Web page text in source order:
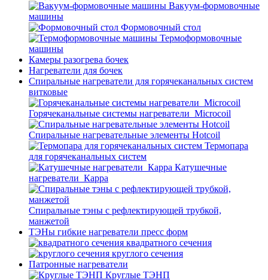
Вакуум-формовочные
машины
Формовочный стол
Термоформовочные
машины
Камеры разогрева бочек
Нагреватели для бочек
Спиральные нагреватели для горячеканальных систем
витковые
Горячеканальные системы нагреватели_Microcoil
Спиральные нагревательные элементы Hotcoil
Термопара
для горячеканальных систем
Катушечные
нагреватели_Карра
Спиральные тэны с рефлектирующей трубкой,
манжетой
ТЭНы гибкие нагреватели пресс форм
квадратного сечения
круглого сечения
Патронные нагреватели
Круглые ТЭНП